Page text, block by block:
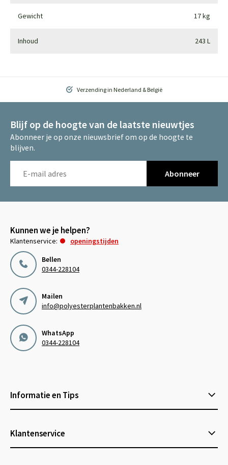
Gewicht 17 kg
Inhoud 243 L
Verzending in Nederland & België
Blijf op de hoogte van de laatste nieuwtjes
Abonneer je op onze nieuwsbrief om op de hoogte te
blijven.
Abonneer
Kunnen we je helpen?
Klantenservice:
openingstijden
Bellen
0344-228104
Mailen
info@polyesterplantenbakken.nl
WhatsApp
0344-228104
Informatie en Tips
Klantenservice